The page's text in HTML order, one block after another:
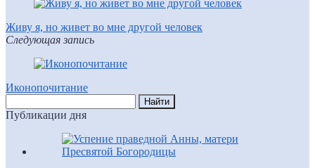
Живу я, но живет во мне другой человек
Следующая запись
Иконопочитание
Публикации дня